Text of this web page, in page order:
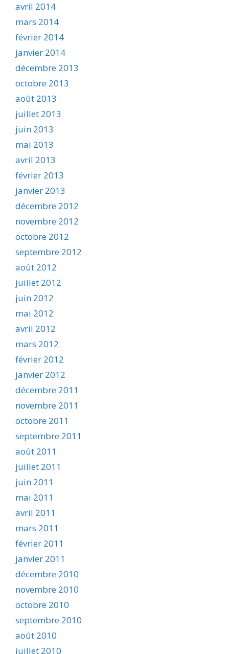
avril 2014
mars 2014
février 2014
janvier 2014
décembre 2013
octobre 2013
août 2013
juillet 2013
juin 2013
mai 2013
avril 2013
février 2013
janvier 2013
décembre 2012
novembre 2012
octobre 2012
septembre 2012
août 2012
juillet 2012
juin 2012
mai 2012
avril 2012
mars 2012
février 2012
janvier 2012
décembre 2011
novembre 2011
octobre 2011
septembre 2011
août 2011
juillet 2011
juin 2011
mai 2011
avril 2011
mars 2011
février 2011
janvier 2011
décembre 2010
novembre 2010
octobre 2010
septembre 2010
août 2010
juillet 2010